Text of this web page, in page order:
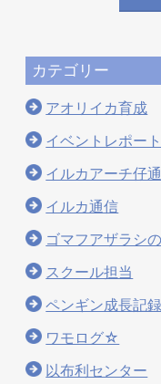
カテゴリー
アオリイカ育成
イベントレポート
イルカアーチ仔
イルカ通信
ゴマフアザラシ
スクール担当
ペンギン成長記録
ワモログ☆
以布利センター